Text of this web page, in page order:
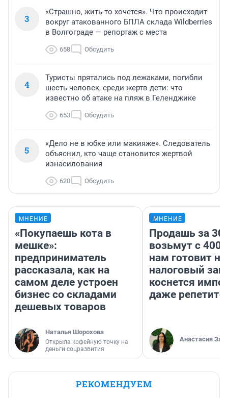
3
«Страшно, жить-то хочется». Что происходит
вокруг атакованного БПЛА склада Wildberries
в Волгограде — репортаж с места
658 Обсудить
4
Туристы прятались под лежаками, погибли
шесть человек, среди жертв дети: что
известно об атаке на пляж в Геленджике
653 Обсудить
5
«Дело не в юбке или макияже». Следователь
объяснил, кто чаще становится жертвой
изнасилования
620 Обсудить
МНЕНИЕ
«Покупаешь кота в
мешке»:
предприниматель
рассказала, как на
самом деле устроен
бизнес со складами
дешевых товаров
Наталья Шорохова
Открыла кофейную точку на
деньги соцразвития
МНЕНИЕ
Продашь за
возьмут с
нам готовит
налоговый
коснется
даже
Анастасия
РЕКОМЕНДУЕМ